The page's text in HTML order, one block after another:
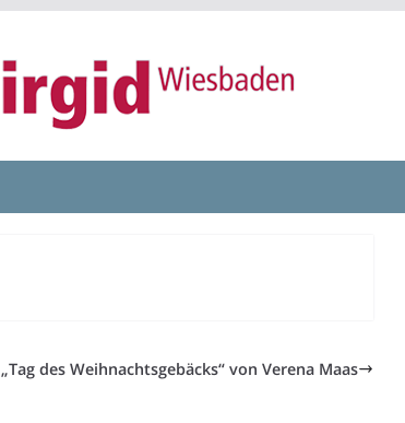
„Tag des Weihnachtsgebäcks“ von Verena Maas